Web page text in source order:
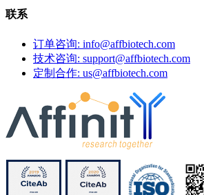
联系
订单咨询: info@affbiotech.com
技术咨询: support@affbiotech.com
定制合作: us@affbiotech.com